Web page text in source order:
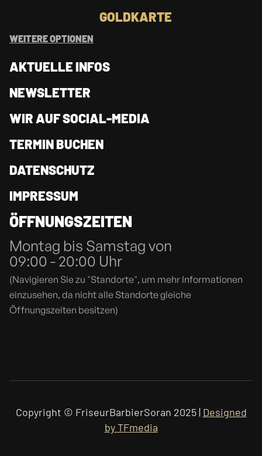
GOLDKARTE
WEITERE OPTIONEN
AKTUELLE INFOS
NEWSLETTER
WIR AUF SOCIAL-MEDIA
TERMIN BUCHEN
DATENSCHUTZ
IMPRESSUM
ÖFFNUNGSZEITEN
Montag bis Samstag von
09:00 - 20:00 Uhr
(Navigieren Sie zu "Standorte", um mehr Informationen
einzusehen, da nicht alle Standorte gleiche
Öffnungszeiten besitzen)
Copyright © FriseurBarbierSoran 2025 | Designed
by TFmedia